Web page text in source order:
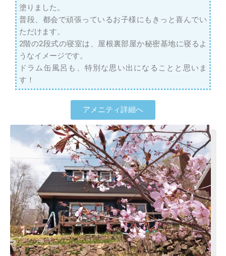
塗りました。
普段、都会で頑張っているお子様にもきっと喜んでい
ただけます。
2階の2段式の寝室は、屋根裏部屋か秘密基地に寝るよ
うなイメージです。
ドラム缶風呂も、特別な思い出になることと思いま
す！
アメニティ詳細へ